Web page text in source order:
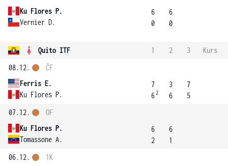
Ku Flores P.
Vernier D.
6
0
6
0
Quito ITF 1 2 3
Kurs
08.12.
Ferris E.
Ku Flores P.
ČF
7
62
3
6
7
5
07.12.
Ku Flores P.
Tomassone A.
OF
6
2
6
1
06.12.
1K